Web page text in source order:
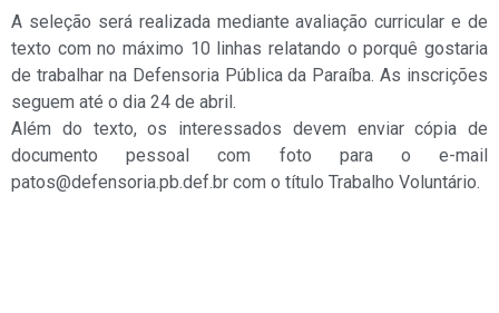
A seleção será realizada mediante avaliação curricular e de
texto com no máximo 10 linhas relatando o porquê gostaria
de trabalhar na Defensoria Pública da Paraíba. As inscrições
seguem até o dia 24 de abril.
Além do texto, os interessados devem enviar cópia de
documento pessoal com foto para o e-mail
patos@defensoria.pb.def.br com o título Trabalho Voluntário.